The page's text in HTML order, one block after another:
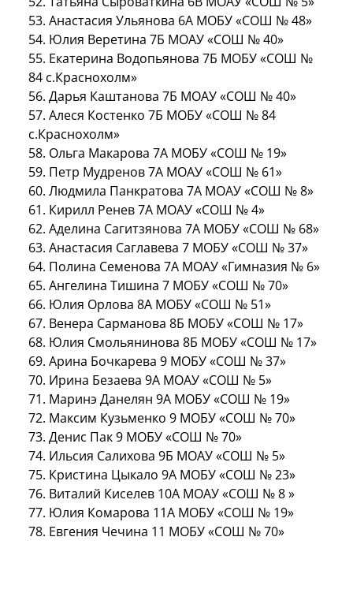
53. Анастасия Ульянова 6А МОБУ «СОШ № 48»
54. Юлия Веретина 7Б МОАУ «СОШ № 40»
55. Екатерина Водопьянова 7Б МОБУ «СОШ №
84 с.Краснохолм»
56. Дарья Каштанова 7Б МОАУ «СОШ № 40»
57. Алеся Костенко 7Б МОБУ «СОШ № 84
с.Краснохолм»
58. Ольга Макарова 7А МОБУ «СОШ № 19»
59. Петр Мудренов 7А МОАУ «СОШ № 61»
60. Людмила Панкратова 7А МОАУ «СОШ № 8»
61. Кирилл Ренев 7А МОАУ «СОШ № 4»
62. Аделина Сагитзянова 7А МОБУ «СОШ № 68»
63. Анастасия Саглавева 7 МОБУ «СОШ № 37»
64. Полина Семенова 7А МОАУ «Гимназия № 6»
65. Ангелина Тишина 7 МОБУ «СОШ № 70»
66. Юлия Орлова 8А МОБУ «СОШ № 51»
67. Венера Сарманова 8Б МОБУ «СОШ № 17»
68. Юлия Смольянинова 8Б МОБУ «СОШ № 17»
69. Арина Бочкарева 9 МОБУ «СОШ № 37»
70. Ирина Безаева 9А МОАУ «СОШ № 5»
71. Маринэ Данелян 9А МОБУ «СОШ № 19»
72. Максим Кузьменко 9 МОБУ «СОШ № 70»
73. Денис Пак 9 МОБУ «СОШ № 70»
74. Ильсия Салихова 9Б МОАУ «СОШ № 5»
75. Кристина Цыкало 9А МОБУ «СОШ № 23»
76. Виталий Киселев 10А МОАУ «СОШ № 8 »
77. Юлия Комарова 11А МОБУ «СОШ № 19»
78. Евгения Чечина 11 МОБУ «СОШ № 70»